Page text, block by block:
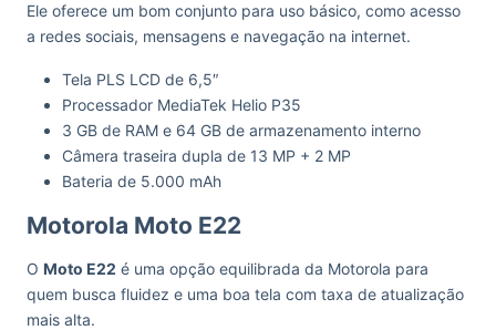
Ele oferece um bom conjunto para uso básico, como acesso
a redes sociais, mensagens e navegação na internet.
Tela PLS LCD de 6,5″
Processador MediaTek Helio P35
3 GB de RAM e 64 GB de armazenamento interno
Câmera traseira dupla de 13 MP + 2 MP
Bateria de 5.000 mAh
Motorola Moto E22
O Moto E22 é uma opção equilibrada da Motorola para
quem busca fluidez e uma boa tela com taxa de atualização
mais alta.